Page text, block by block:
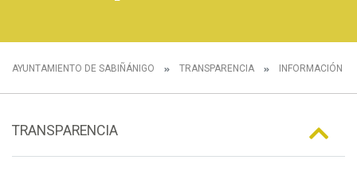
AYUNTAMIENTO DE SABIÑÁNIGO TRANSPARENCIA INFORMACIÓN
TRANSPARENCIA